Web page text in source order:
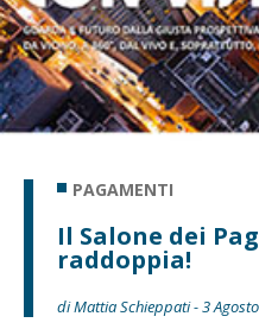
PAGAMENTI
Il Salone dei
raddoppia!
di Mattia Schieppati - 3